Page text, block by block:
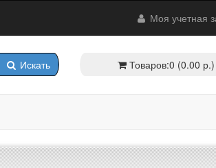
Моя учетная
Искать Товаров:0 (0.00 р.)